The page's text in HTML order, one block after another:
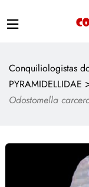
Conquiliologistas
PYRAMIDELLIDAE
Odostomella